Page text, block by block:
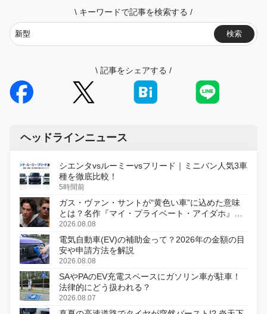
\ キーワードで記事を検索する /
検索
\ 記事をシェアする /
ヘッドラインニュース
シエンタvsルーミーvsフリード｜ミニバン人気3車
種を徹底比較！
5時間前
ガス・ヴァン・サントが“黄色い車”に込めた意味
とは？名作『マイ・プライベート・アイダホ』が
初のデジタルリマスター版で復活
2026.08.08
電気自動車(EV)の補助金って？2026年の金額の目
安や申請方法を解説
2026.08.08
SAやPAのEV充電スペースにガソリン車が駐車！
法律的にどう扱われる？
2026.08.07